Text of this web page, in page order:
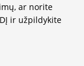
ar norite
ir užpildykite